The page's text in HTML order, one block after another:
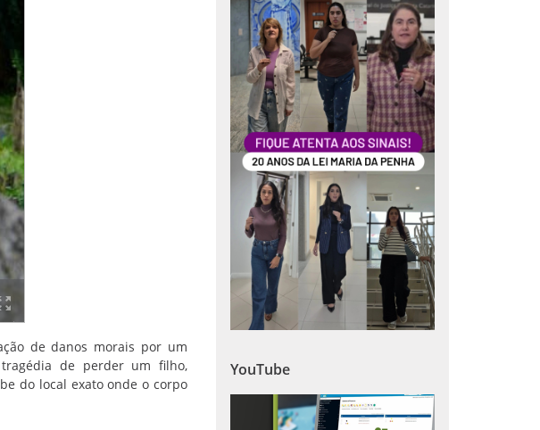
de danos morais por um
de perder um filho,
do local exato onde o corpo
YouTube